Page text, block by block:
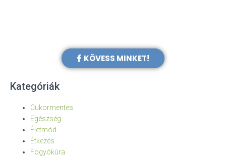
KÖVESS MINKET!
Kategóriák
Cukormentes
Egészség
Életmód
Étkezés
Fogyókúra